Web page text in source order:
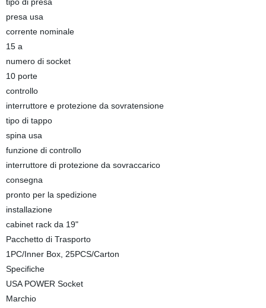
presa usa
corrente nominale
15 a
numero di socket
10 porte
controllo
interruttore e protezione da sovratensione
tipo di tappo
spina usa
funzione di controllo
interruttore di protezione da sovraccarico
consegna
pronto per la spedizione
installazione
cabinet rack da 19"
Pacchetto di Trasporto
1PC/Inner Box, 25PCS/Carton
Specifiche
USA POWER Socket
Marchio